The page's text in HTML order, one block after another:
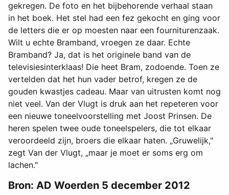
gekregen. De foto en het bijbehorende verhaal staan
in het boek. Het stel had een fez gekocht en ging voor
de letters die er op moesten naar een fourniturenzaak.
Wilt u echte Bramband, vroegen ze daar. Echte
Bramband? Ja, dat is het originele band van de
televisiesinterklaas! Die heet Bram, zodoende. Toen ze
vertelden dat het hun vader betrof, kregen ze de
gouden kwastjes cadeau. Maar van uitrusten komt nog
niet veel. Van der Vlugt is druk aan het repeteren voor
een nieuwe toneelvoorstelling met Joost Prinsen. De
heren spelen twee oude toneelspelers, die tot elkaar
veroordeeld zijn, broers die elkaar haten. „Gruwelijk,"
zegt Van der Vlugt, „maar je moet er soms erg om
lachen."
Bron: AD Woerden 5 december 2012